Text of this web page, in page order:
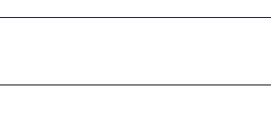
Tartu maakond